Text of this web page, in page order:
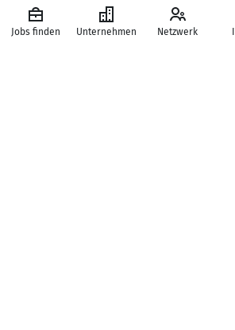
Hauptbereiche
Services
Jobs finden Unternehmen Netzwerk